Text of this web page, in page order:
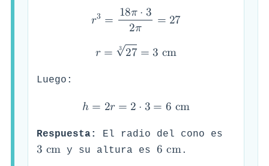
𝑟3 = 18𝜋⋅3
2𝜋 = 27
𝑟 = 3
√
27 = 3 cm
Luego:
ℎ = 2𝑟 = 2 ⋅ 3 = 6 cm
Respuesta: El radio del cono es
3 cm y su altura es6 cm.